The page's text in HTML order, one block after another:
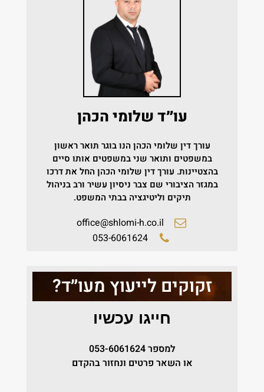
עו״ד שלומי הכהן
עורך דין שלומי הכהן הנו בוגר תואר ראשון
במשפטים ותואר שני במשפטים אותו סיים
בהצטיינות. עורך דין שלומי הכהן החל את דרכו
במגזר הציבורי שם צבר ניסיון עשיר ורב בניהול
תיקים וליטיגציה בבתי המשפט.
office@shlomi-h.co.il
053-6061624
זקוקים לייעוץ מעו״ד?
חייגו עכשיו
למספר053-6061624
או השאר פרטים ונחזור בהקדם